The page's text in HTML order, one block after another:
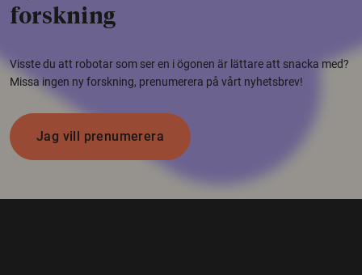
forskning
Visste du att robotar som ser en i ögonen är lättare att snacka med?
Missa ingen ny forskning, prenumerera på vårt nyhetsbrev!
Jag vill prenumerera